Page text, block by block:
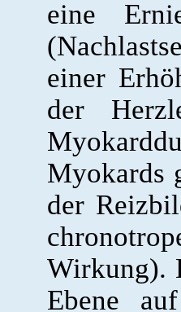
eine
einer
der
Myokards
der
Wirkung).
Ebene